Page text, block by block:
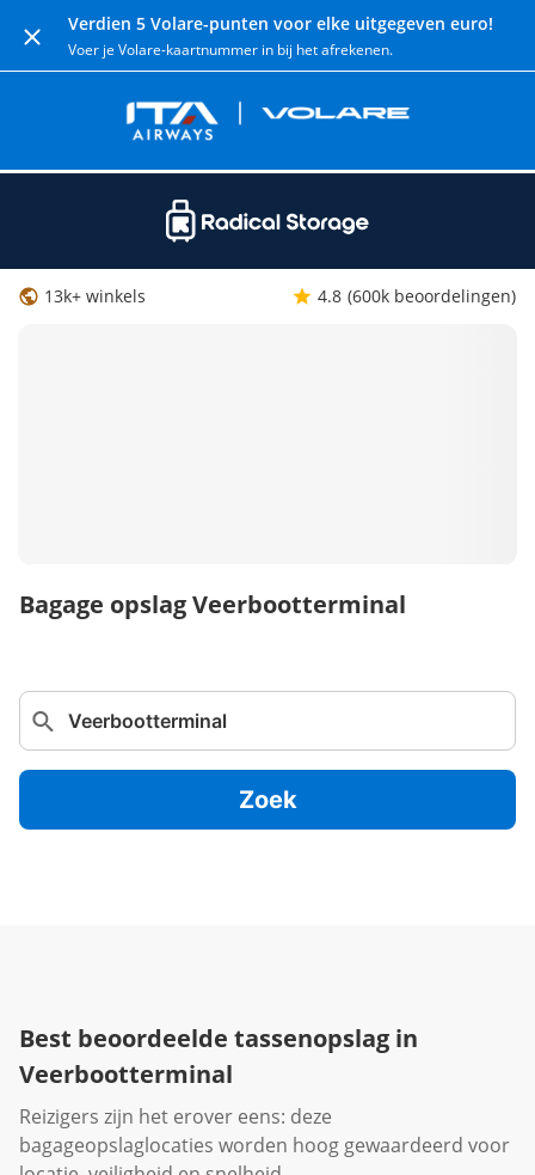
Verdien 5 Volare-punten voor elke uitgegeven euro!
Voer je Volare-kaartnummer in bij het afrekenen.
13k+ winkels 4.8 (600k beoordelingen)
Bagage opslag Veerbootterminal
Zoek
Best beoordeelde tassenopslag in
Veerbootterminal
Reizigers zijn het erover eens: deze
bagageopslaglocaties worden hoog gewaardeerd voor